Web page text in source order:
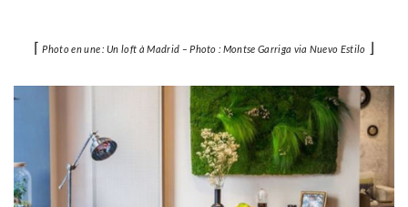
⌈ Photo en une : Un loft à Madrid – Photo : Montse Garriga via Nuevo Estilo ⌋